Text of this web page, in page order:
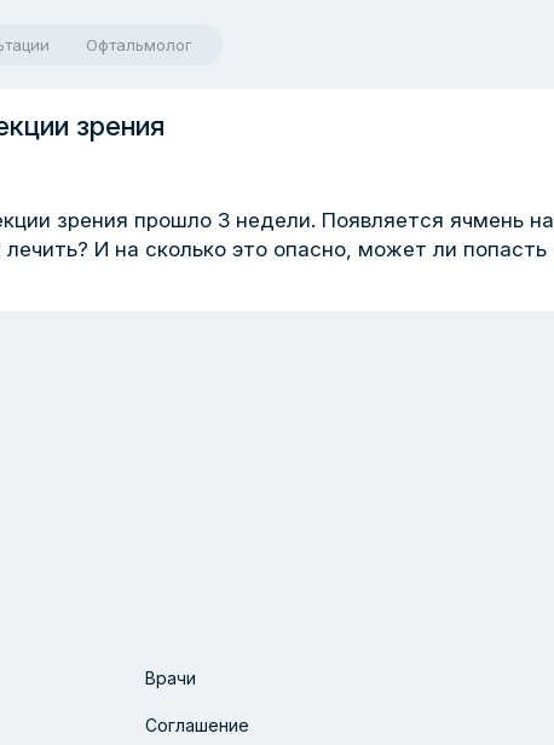
Офтальмолог
зрения
зрения прошло 3 недели. Появляется ячмень на
И на сколько это опасно, может ли попасть
Врачи
Соглашение